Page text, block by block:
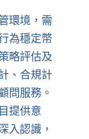
環境，需
為穩定幣
略評估及
、合規計
問服務。
提供意
入認識，